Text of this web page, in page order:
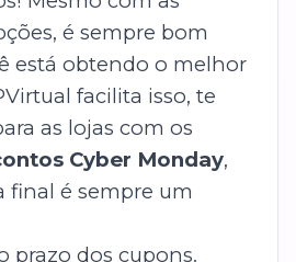
é sempre bom
está obtendo o melhor
facilita isso, te
as lojas com os
Cyber Monday,
final é sempre um
prazo dos cupons.